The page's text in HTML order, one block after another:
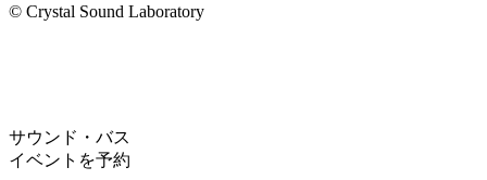
© Crystal Sound Laboratory
サウンド・バス
イベントを予約